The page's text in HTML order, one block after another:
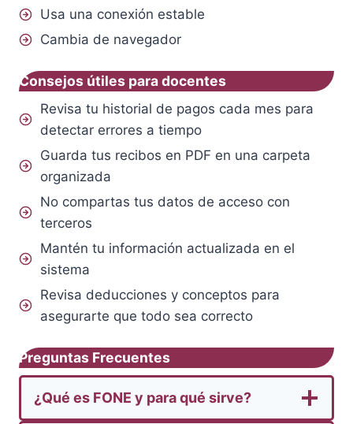
Usa una conexión estable
Cambia de navegador
Consejos útiles para docentes
Revisa tu historial de pagos cada mes para
detectar errores a tiempo
Guarda tus recibos en PDF en una carpeta
organizada
No compartas tus datos de acceso con
terceros
Mantén tu información actualizada en el
sistema
Revisa deducciones y conceptos para
asegurarte que todo sea correcto
Preguntas Frecuentes
¿Qué es FONE y para qué sirve?